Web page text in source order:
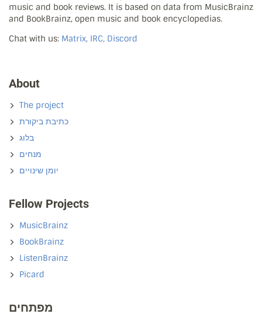
music and book reviews. It is based on data from MusicBrainz
and BookBrainz, open music and book encyclopedias.
Chat with us: Matrix, IRC, Discord
About
The project
כתיבת ביקורת
בלוג
מנחים
יומן שינויים
Fellow Projects
MusicBrainz
BookBrainz
ListenBrainz
Picard
מפתחים